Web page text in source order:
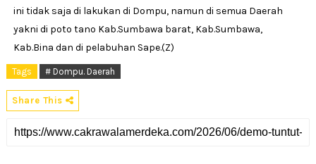
ini tidak saja di lakukan di Dompu, namun di semua Daerah
yakni di poto tano Kab.Sumbawa barat, Kab.Sumbawa,
Kab.Bina dan di pelabuhan Sape.(Z)
Tags # Dompu. Daerah
Share This